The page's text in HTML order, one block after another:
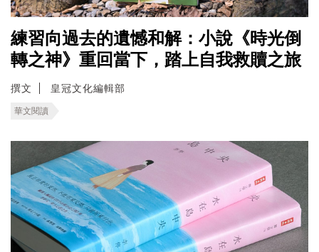
練習向過去的遺憾和解：小說《時光倒
轉之神》重回當下，踏上自我救贖之旅
撰文 皇冠文化編輯部
華文閱讀